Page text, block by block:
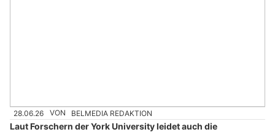
28.06.26 VON BELMEDIA REDAKTION
Laut Forschern der York University leidet auch die